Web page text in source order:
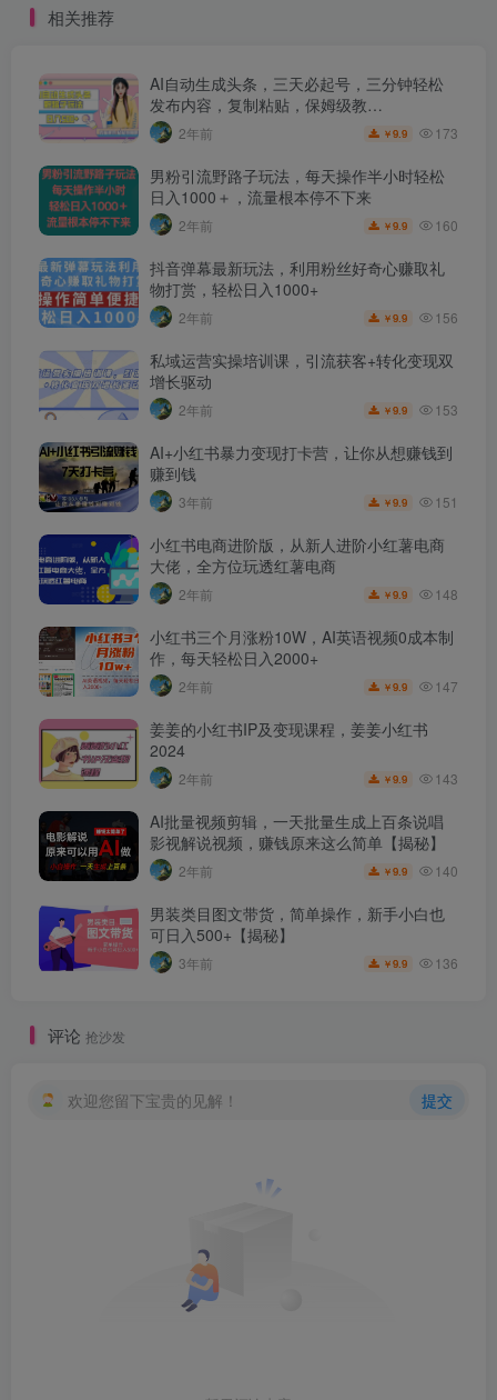
相关推荐
AI自动生成头条，三天必起号，三分钟轻松
发布内容，复制粘贴，保姆级教…
2年前 ￥9.9 173
男粉引流野路子玩法，每天操作半小时轻松
日入1000＋，流量根本停不下来
2年前 ￥9.9 160
抖音弹幕最新玩法，利用粉丝好奇心赚取礼
物打赏，轻松日入1000+
2年前 ￥9.9 156
私域运营实操培训课，引流获客+转化变现双
增长驱动
2年前 ￥9.9 153
AI+小红书暴力变现打卡营，让你从想赚钱到
赚到钱
3年前 ￥9.9 151
小红书电商进阶版，从新人进阶小红薯电商
大佬，全方位玩透红薯电商
2年前 ￥9.9 148
小红书三个月涨粉10W，AI英语视频0成本制
作，每天轻松日入2000+
2年前 ￥9.9 147
姜姜的小红书IP及变现课程，姜姜小红书
2024
2年前 ￥9.9 143
AI批量视频剪辑，一天批量生成上百条说唱
影视解说视频，赚钱原来这么简单【揭秘】
2年前 ￥9.9 140
男装类目图文带货，简单操作，新手小白也
可日入500+【揭秘】
3年前 ￥9.9 136
评论 抢沙发
欢迎您留下宝贵的见解！ 提交